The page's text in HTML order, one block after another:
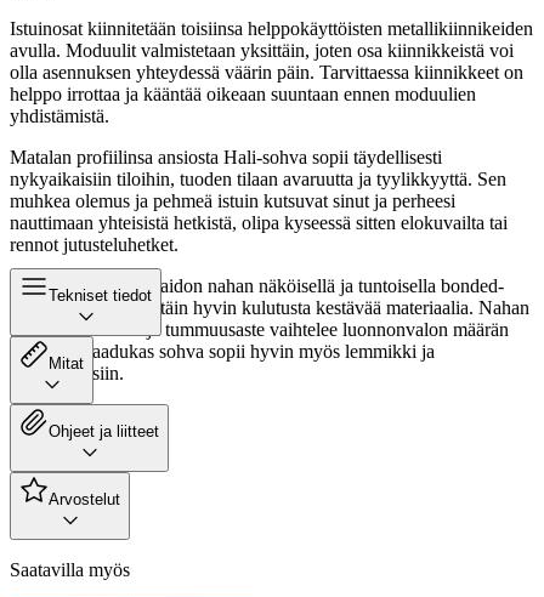
Istuinosat kiinnitetään toisiinsa helppokäyttöisten metallikiinnikeiden
avulla. Moduulit valmistetaan yksittäin, joten osa kiinnikkeistä voi
olla asennuksen yhteydessä väärin päin. Tarvittaessa kiinnikkeet on
helppo irrottaa ja kääntää oikeaan suuntaan ennen moduulien
yhdistämistä.
Matalan profiilinsa ansiosta Hali-sohva sopii täydellisesti
nykyaikaisiin tiloihin, tuoden tilaan avaruutta ja tyylikkyyttä. Sen
muhkea olemus ja pehmeä istuin kutsuvat sinut ja perheesi
nauttimaan yhteisistä hetkistä, olipa kyseessä sitten elokuvailta tai
rennot jutusteluhetket.
Sohva on verhoiltu aidon nahan näköisellä ja tuntoisella bonded-
nahalla, joka on erittäin hyvin kulutusta kestävää materiaalia. Nahan
pinta on eläväistä ja tummuusaste vaihtelee luonnonvalon määrän
mukaan. Laadukas sohva sopii hyvin myös lemmikki ja
lapsiperheisiin.
Tekniset tiedot
Mitat
Ohjeet ja liitteet
Arvostelut
Saatavilla myös